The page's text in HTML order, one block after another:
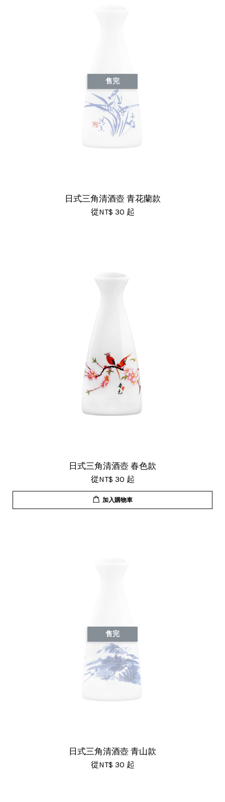
售完
日式三角清酒壺 青花蘭款
從NT$ 30 起
日式三角清酒壺 春色款
從NT$ 30 起
加入購物車
售完
日式三角清酒壺 青山款
從NT$ 30 起